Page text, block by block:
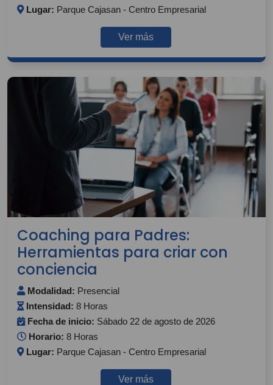
Lugar: Parque Cajasan - Centro Empresarial
Ver más
Coaching para Padres:
Herramientas para criar con
conciencia
Modalidad: Presencial
Intensidad: 8 Horas
Fecha de inicio: Sábado 22 de agosto de 2026
Horario: 8 Horas
Lugar: Parque Cajasan - Centro Empresarial
Ver más